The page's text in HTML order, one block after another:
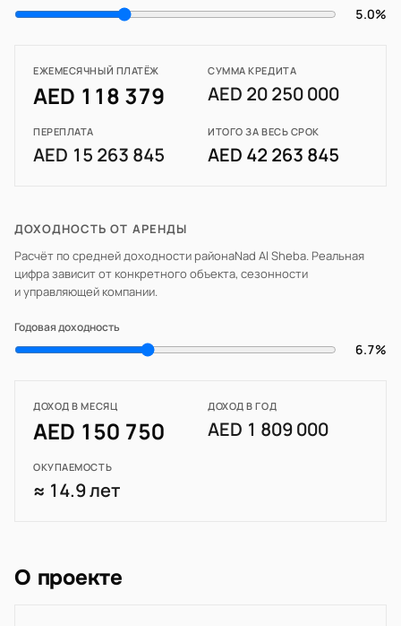
5.0%
ЕЖЕМЕСЯЧНЫЙ ПЛАТЁЖ
AED 118 379
СУММА КРЕДИТА
AED 20 250 000
ПЕРЕПЛАТА
AED 15 263 845
ИТОГО ЗА ВЕСЬ СРОК
AED 42 263 845
ДОХОДНОСТЬ ОТ АРЕНДЫ
Расчёт по средней доходности районаNad Al Sheba. Реальная
цифра зависит от конкретного объекта, сезонности
и управляющей компании.
Годовая доходность
6.7%
ДОХОД В МЕСЯЦ
AED 150 750
ДОХОД В ГОД
AED 1 809 000
ОКУПАЕМОСТЬ
≈ 14.9 лет
О проекте